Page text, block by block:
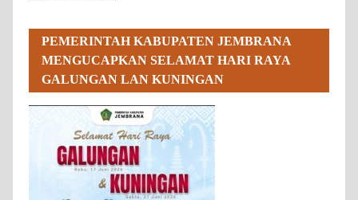
PEMERINTAH KABUPATEN JEMBRANA
MENGUCAPKAN SELAMAT HARI RAYA
GALUNGAN LAN KUNINGAN